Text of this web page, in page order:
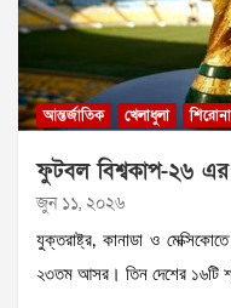
আন্তর্জাতিক খেলাধুলা
ফুটবল বিশ্বকাপ-২৬
জুন ১১, ২০২৬
যুক্তরাষ্ট্র, কানাডা ও
২৩তম আসর। তিন দেশের ১৬টি